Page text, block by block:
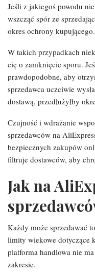
Jeśli z jakiegoś powodu
wszcząć spór ze
okres ochrony kupującego.
W takich przypadkach
cię o zamknięcie sporu.
prawdopodobne, aby
sprzedawca uczciwie
dostawą, przedłużyłby
Czujność i wdrażanie
sprzedawców na
bezpiecznych zakupów
filtruje dostawców, aby
Jak na
Każdy może sprzedawać
limity wiekowe dotyczące
platforma handlowa nie
zakresie.